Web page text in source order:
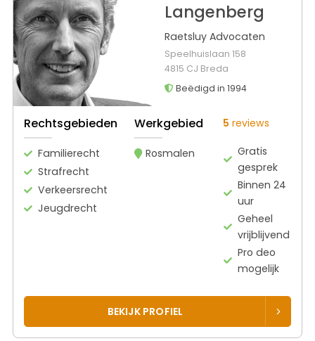
Langenberg
Raetsluy Advocaten
Speelhuislaan 158
4815 CJ Breda
Beëdigd in 1994
Rechtsgebieden
Familierecht
Strafrecht
Verkeersrecht
Jeugdrecht
Werkgebied
Rosmalen
5 reviews
Gratis
gesprek
Binnen 24
uur
Geheel
vrijblijvend
Pro deo
mogelijk
BEKIJK PROFIEL